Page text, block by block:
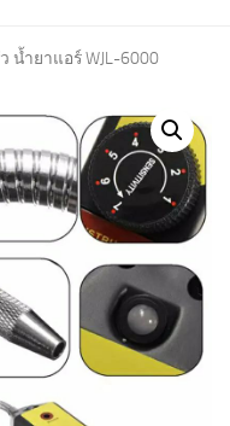
น้ำยาแอร์ WJL-6000